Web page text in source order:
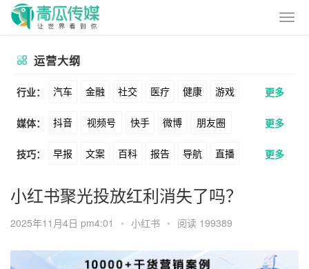
运营大纲
行业： 汽车 金融 社交 医疗 健康 游戏
动漫 美妆 美食 家装 教育 婚纱
酒旅 母婴 宠物 文娱 跨境 科技
广告 元宇宙 房地产
更多
媒体： 抖音 视频号 快手 微博 朋友圈
公众号 B站 小红书 头条 知乎
Soul 360 百度 搜狗 爱奇艺 美柚
美图 最右 神马 谷歌 Facebook
Tiktok YouTube Yahoo Bing
更多
技巧： 早报 文案 百科 报告 导航 直播
卖货 脚本 话术 电商 私域 社群
涨粉 广告 推广 方案 策划 案例
数据 拉新 活动 用户 海外
更多
小红书聚光投放红利消失了吗？
2025年11月4日 pm4:01 • 小红书 • 阅读 199389